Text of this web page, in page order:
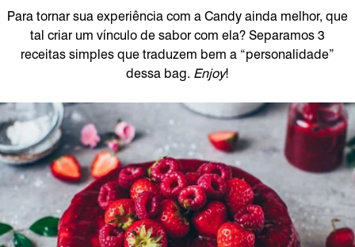
Para tornar sua experiência com a Candy ainda melhor, que
tal criar um vínculo de sabor com ela? Separamos 3
receitas simples que traduzem bem a “personalidade”
dessa bag. Enjoy!